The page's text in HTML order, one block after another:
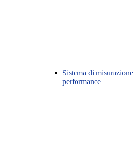
Sistema di
performance